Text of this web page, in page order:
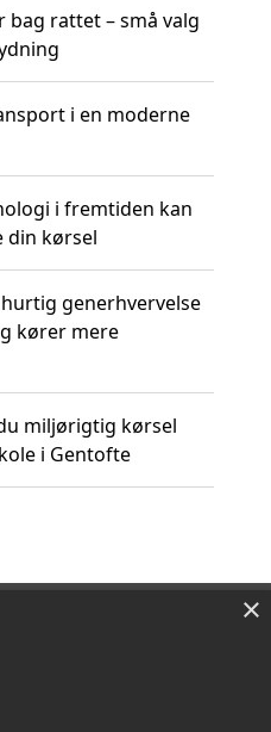
bag rattet – små valg
i en moderne
i fremtiden kan
din kørsel
generhvervelse
kører mere
miljørigtig kørsel
i Gentofte
×